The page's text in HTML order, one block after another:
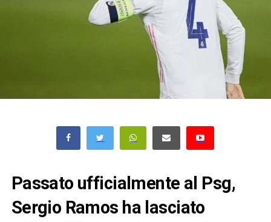
Passato ufficialmente al Psg,
Sergio Ramos ha lasciato